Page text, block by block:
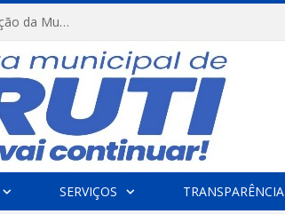
FESTRIBAL 2026 – No Coração da Amazônia. Apresentação da Munduruku.
SERVIÇOS TRANSPARÊNCIA